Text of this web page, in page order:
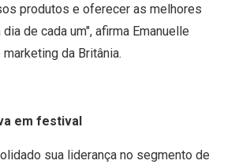
produtos e oferecer as melhores
de cada um", afirma Emanuelle
da Britânia.
em festival
sua liderança no segmento de